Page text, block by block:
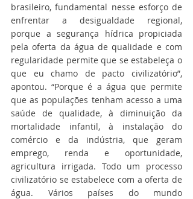
brasileiro, fundamental nesse esforço de
enfrentar a desigualdade regional,
porque a segurança hídrica propiciada
pela oferta da água de qualidade e com
regularidade permite que se estabeleça o
que eu chamo de pacto civilizatório”,
apontou. “Porque é a água que permite
que as populações tenham acesso a uma
saúde de qualidade, à diminuição da
mortalidade infantil, à instalação do
comércio e da indústria, que geram
emprego, renda e oportunidade,
agricultura irrigada. Todo um processo
civilizatório se estabelece com a oferta de
água. Vários países do mundo